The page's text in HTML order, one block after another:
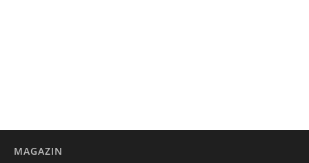
MAGAZIN